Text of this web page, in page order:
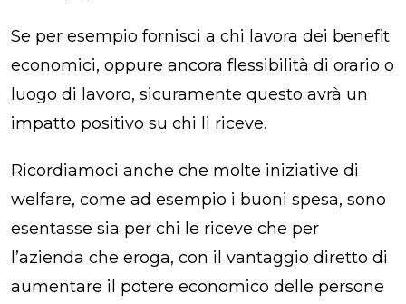
Se per esempio fornisci a chi lavora dei benefit
economici, oppure ancora flessibilità di orario o
luogo di lavoro, sicuramente questo avrà un
impatto positivo su chi li riceve.
Ricordiamoci anche che molte iniziative di
welfare, come ad esempio i buoni spesa, sono
esentasse sia per chi le riceve che per
l’azienda che eroga, con il vantaggio diretto di
aumentare il potere economico delle persone